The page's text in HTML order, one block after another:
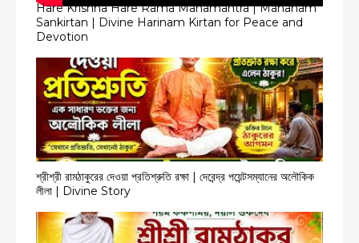
Hare Krishna Hare Rama Mahamantra | Mahanam
Sankirtan | Divine Harinam Kirtan for Peace and
Devotion
শ্রীশ্রী রামঠাকুরের দেওয়া প্রতিশ্রুতি রক্ষা | দেবেন্দ্র পয়েন্টসম্যানের অলৌকিক
লীলা | Divine Story